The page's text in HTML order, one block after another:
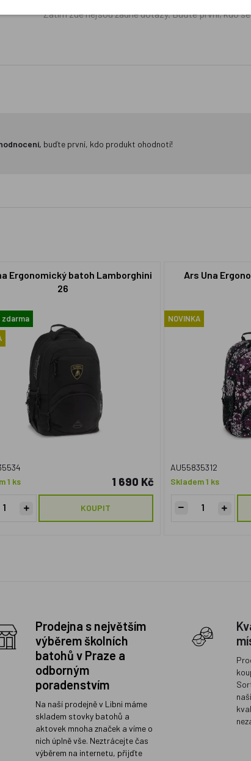
Zatím zde nejsou žádné dotazy. Buďte první, kdo
buďte první, kdo produkt ohodnotí!
Ergonomický batoh Lamborghini
26
zdarma
1 ks
1 690 Kč
KOUPIT
Ars Una
NOVINKA
AU55835312
Skladem 1 ks
Prodejna s největším
výběrem školních
batohů v Praze a
odborným
poradenstvím
Na naší prodejně v Libni máme
skladem stovky batohů a
aktovek mnoha značek a víme o
nich úplně vše. Neztrácejte čas
výběrem na internetu, přijďte